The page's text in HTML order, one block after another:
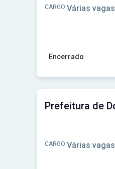
Encerrado
CARGO:Várias vagas
CARGO:Várias vagas